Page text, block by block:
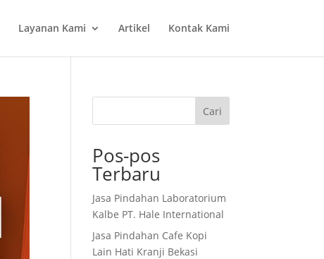
Layanan Kami Artikel Kontak Kami
Cari
Pos-pos
Terbaru
Jasa Pindahan Laboratorium
Kalbe PT. Hale International
Jasa Pindahan Cafe Kopi
Lain Hati Kranji Bekasi